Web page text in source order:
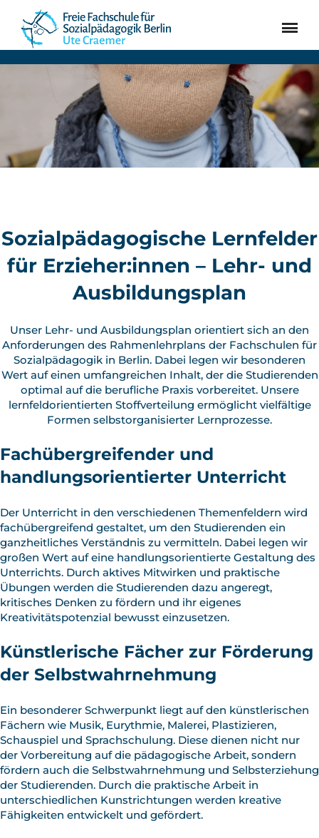
SUCHEN
JETZT BEWERBEN!
Erzieher:in werden
Bewerbung
Aktuelles
Sozialpädagogische Lernfelder
für Erzieher:innen – Lehr- und
Ausbildungsplan
Unser Lehr- und Ausbildungsplan orientiert sich an den
Anforderungen des Rahmenlehrplans der Fachschulen für
Sozialpädagogik in Berlin. Dabei legen wir besonderen
Wert auf einen umfangreichen Inhalt, der die Studierenden
optimal auf die berufliche Praxis vorbereitet. Unsere
lernfeldorientierten Stoffverteilung ermöglicht vielfältige
Formen selbstorganisierter Lernprozesse.
Fachübergreifender und
handlungsorientierter Unterricht
Der Unterricht in den verschiedenen Themenfeldern wird
fachübergreifend gestaltet, um den Studierenden ein
ganzheitliches Verständnis zu vermitteln. Dabei legen wir
großen Wert auf eine handlungsorientierte Gestaltung des
Unterrichts. Durch aktives Mitwirken und praktische
Übungen werden die Studierenden dazu angeregt,
kritisches Denken zu fördern und ihr eigenes
Kreativitätspotenzial bewusst einzusetzen.
Künstlerische Fächer zur Förderung
der Selbstwahrnehmung
Ein besonderer Schwerpunkt liegt auf den künstlerischen
Fächern wie Musik, Eurythmie, Malerei, Plastizieren,
Schauspiel und Sprachschulung. Diese dienen nicht nur
der Vorbereitung auf die pädagogische Arbeit, sondern
fördern auch die Selbstwahrnehmung und Selbsterziehung
der Studierenden. Durch die praktische Arbeit in
unterschiedlichen Kunstrichtungen werden kreative
Fähigkeiten entwickelt und gefördert.